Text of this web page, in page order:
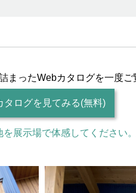
まったWebカタログを一度ご
タログを見てみる(無料)
展示場で体感してください